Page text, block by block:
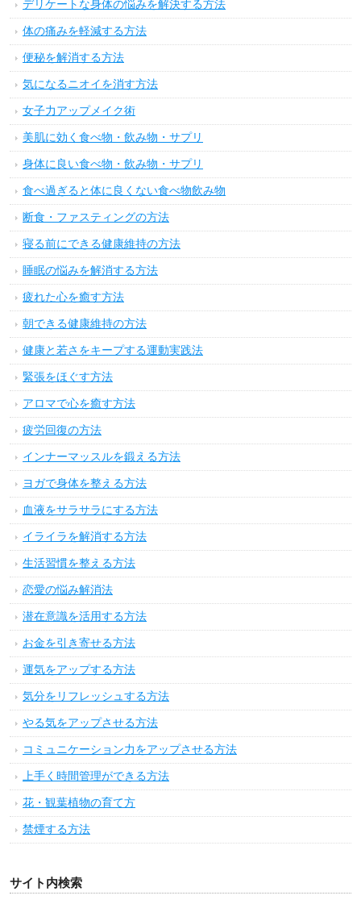
デリケートな身体の悩みを解決する方法
体の痛みを軽減する方法
便秘を解消する方法
気になるニオイを消す方法
女子力アップメイク術
美肌に効く食べ物・飲み物・サプリ
身体に良い食べ物・飲み物・サプリ
食べ過ぎると体に良くない食べ物飲み物
断食・ファスティングの方法
寝る前にできる健康維持の方法
睡眠の悩みを解消する方法
疲れた心を癒す方法
朝できる健康維持の方法
健康と若さをキープする運動実践法
緊張をほぐす方法
アロマで心を癒す方法
疲労回復の方法
インナーマッスルを鍛える方法
ヨガで身体を整える方法
血液をサラサラにする方法
イライラを解消する方法
生活習慣を整える方法
恋愛の悩み解消法
潜在意識を活用する方法
お金を引き寄せる方法
運気をアップする方法
気分をリフレッシュする方法
やる気をアップさせる方法
コミュニケーション力をアップさせる方法
上手く時間管理ができる方法
花・観葉植物の育て方
禁煙する方法
サイト内検索